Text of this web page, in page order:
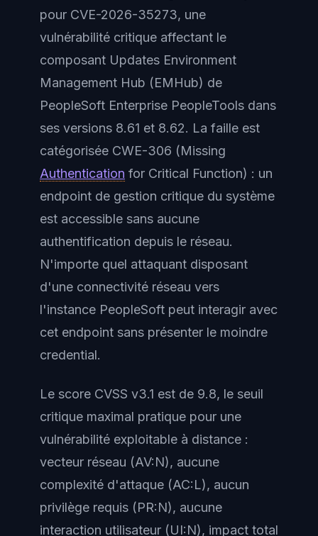
pour CVE-2026-35273, une
vulnérabilité critique affectant le
composant Updates Environment
Management Hub (EMHub) de
PeopleSoft Enterprise PeopleTools dans
ses versions 8.61 et 8.62. La faille est
catégorisée CWE-306 (Missing
Authentication for Critical Function) : un
endpoint de gestion critique du système
est accessible sans aucune
authentification depuis le réseau.
N'importe quel attaquant disposant
d'une connectivité réseau vers
l'instance PeopleSoft peut interagir avec
cet endpoint sans présenter le moindre
credential.
Le score CVSS v3.1 est de 9.8, le seuil
critique maximal pratique pour une
vulnérabilité exploitable à distance :
vecteur réseau (AV:N), aucune
complexité d'attaque (AC:L), aucun
privilège requis (PR:N), aucune
interaction utilisateur (UI:N), impact total